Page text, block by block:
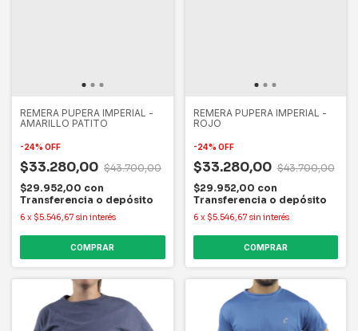
REMERA PUPERA IMPERIAL -
AMARILLO PATITO
-24% OFF
$33.280,00 $43.700,00
$29.952,00 con
Transferencia o depósito
6 x $5.546,67 sin interés
COMPRAR
REMERA PUPERA IMPERIAL -
ROJO
-24% OFF
$33.280,00 $43.700,00
$29.952,00 con
Transferencia o depósito
6 x $5.546,67 sin interés
COMPRAR